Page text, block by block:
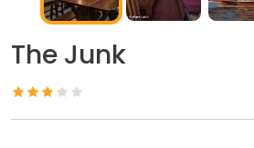
The Junk